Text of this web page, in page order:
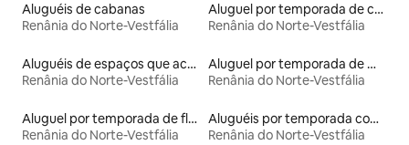
Aluguéis de cabanas
Renânia do Norte-Vestfália
Aluguel por temporada de castelos
Renânia do Norte-Vestfália
Aluguéis de espaços que aceitam animais de estimação
Renânia do Norte-Vestfália
Aluguel por temporada de microcasas
Renânia do Norte-Vestfália
Aluguel por temporada de flats
Renânia do Norte-Vestfália
Aluguéis por temporada com acesso à praia
Renânia do Norte-Vestfália